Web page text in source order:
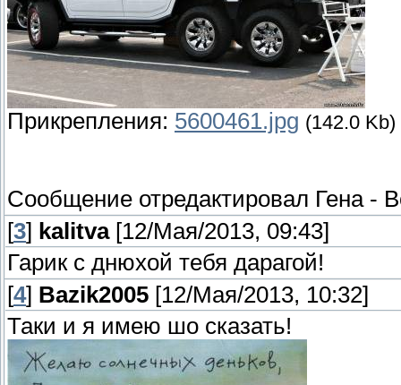
Прикрепления: 5600461.jpg (142.0 Kb)
Сообщение отредактировал Гена-
[3] kalitva[12/Мая/2013, 09:43]
Гарик с днюхой тебя дарагой!
[4] Bazik2005 [12/Мая/2013, 10:32]
Таки и я имею шо сказать!